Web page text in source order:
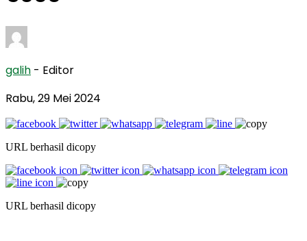
galih - Editor
Rabu, 29 Mei 2024
URL berhasil dicopy
URL berhasil dicopy